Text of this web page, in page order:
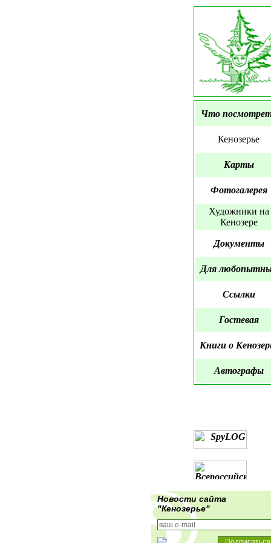
Что
Кенозерье
Карты
Фотогалерея
Художники на
Кенозере
Документы
Для
Ссылки
Гостевая
Книги о
Автографы
Новости сайта
"Кенозерье"